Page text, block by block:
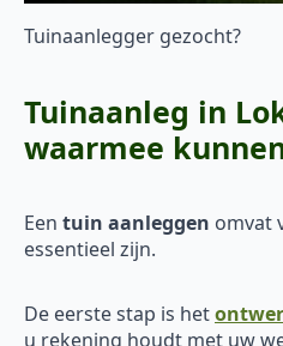
Tuinaanlegger gezocht?
Tuinaanleg in
waarmee
Een tuin aanleggen omvat
essentieel zijn.
De eerste stap is het
u rekening houdt met uw